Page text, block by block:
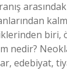
biri,
nedir?
edebiyat,